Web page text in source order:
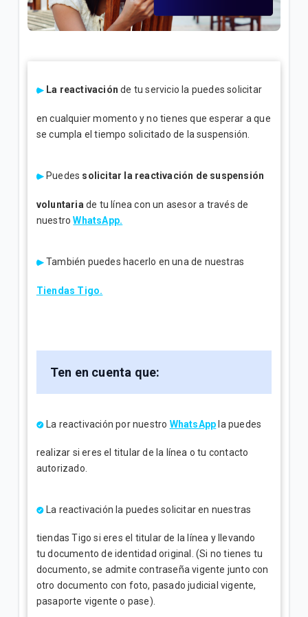
¿Cómo consultar tus consumos en Mi.Tigo? | Móvil
Full Equipo: Plan móvil ilimitado + celular en
La reactivación de tu servicio la puedes solicitar
en cualquier momento y no tienes que esperar a que
se cumpla el tiempo solicitado de la suspensión.
Puedes solicitar la reactivación de suspensión
voluntaria de tu línea con un asesor a través de
nuestroWhatsApp.
También puedes hacerlo en una de nuestras
Tiendas Tigo.
Ten en cuenta que:
La reactivación por nuestro WhatsAppla puedes
realizar si eres el titular de la línea o tu contacto
autorizado.
La reactivación la puedes solicitar en nuestras
tiendas Tigo si eres el titular de la línea y llevando
tu documento de identidad original. (Si no tienes tu
documento, se admite contraseña vigente junto con
otro documento con foto, pasado judicial vigente,
pasaporte vigente o pase).